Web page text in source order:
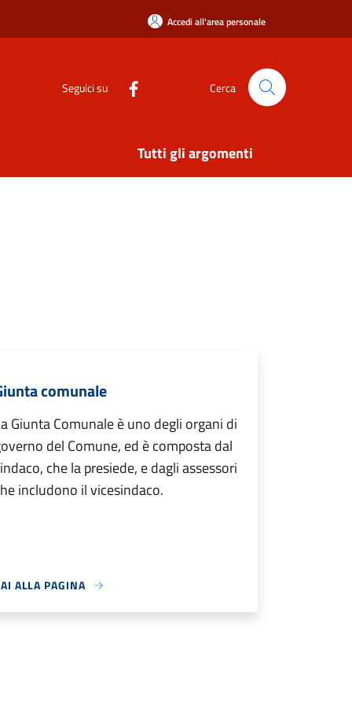
Accedi all'area personale
Seguici su Cerca
Tutti gli argomenti
comunale
Giunta Comunale è uno degli organi di
del Comune, ed è composta dal
che la presiede, e dagli assessori
includono il vicesindaco.
ALLA PAGINA